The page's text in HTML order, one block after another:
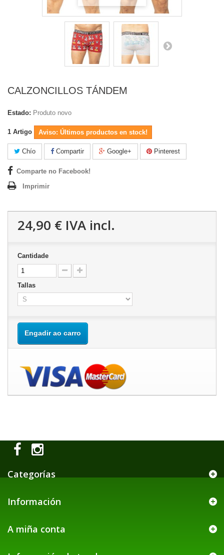
CALZONCILLOS TÁNDEM
Estado: Produto novo
1 Artigo Aviso: Últimos productos en stock!
Chío Compartir Google+ Pinterest
Comparte no Facebook!
Imprimir
24,90 € IVA incl.
Cantidade
Tallas
Engadir ao carro
Categorías
Información
A miña conta